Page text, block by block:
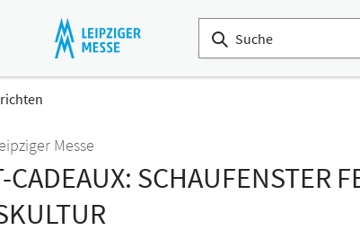
Messe
CADEAUX: SCHAUFENSTER